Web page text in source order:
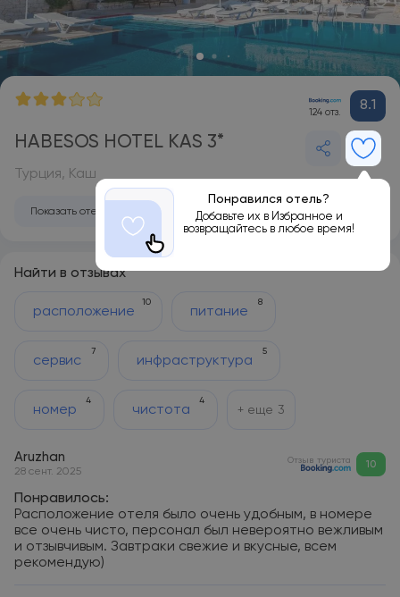
124 отз. 8.1
HABESOS HOTEL KAS 3*
Понравился отель?
Добавьте их в Избранное и
возвращайтесь в любое время!
Турция, Каш
Показать отель на карте
Найти в отзывах
расположение
10
питание
8
сервис
7
инфраструктура
5
номер
4
чистота
4
+ еще 3
Aruzhan
28 сент. 2025
Отзыв туриста 10
Понравилось:
Расположение отеля было очень удобным, в номере
все очень чисто, персонал был невероятно вежливым
и отзывчивым. Завтраки свежие и вкусные, всем
рекомендую)